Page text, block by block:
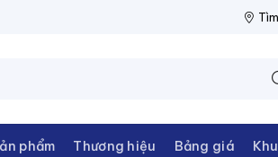
NPP
phẩm Thương hiệu Bảng giá